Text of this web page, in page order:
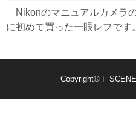
Nikonのマニュアルカメラ
に初めて買った一眼レフです
Copyright© F SCENE